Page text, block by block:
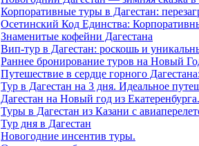
Корпоративные туры в Дагестан:
Осетинский Код Единства:
Знаменитые кофейни Дагестана
Вип-тур в Дагестан: роскошь и
Раннее бронирование туров на Новый
Путешествие в сердце горного
Тур в Дагестан на 3 дня. Идеальное
Дагестан на Новый год из Екатеренбурга.
Туры в Дагестан из Казани с
Тур дня в Дагестан
Новогодние инсентив туры.